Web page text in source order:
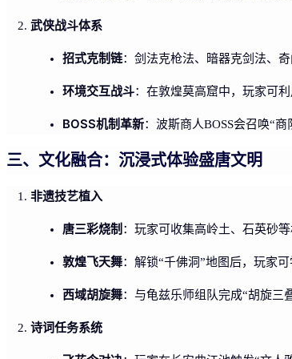
武侠战斗体系
招式克制链：剑法克枪法、暗器克剑法、
环境交互战斗：在敦煌莫高窟中，玩家可
BOSS机制革新：波斯商人BOSS会召唤“
三、文化融合：沉浸式体验盛唐文明
非遗技艺植入
唐三彩烧制 ：玩家可收集高岭土、石英砂
敦煌飞天舞：解锁“千佛洞”地图后，玩家
西域胡旋舞：与龟兹乐师组队完成“胡旋三
诗词任务系统